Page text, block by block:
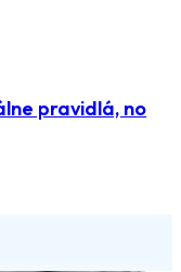
pravidlá, no